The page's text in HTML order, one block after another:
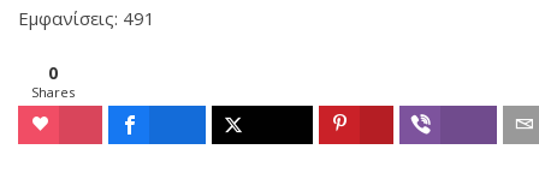
Εμφανίσεις: 491
0
Shares